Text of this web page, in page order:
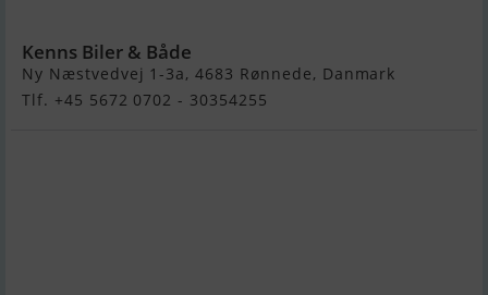
Kenns Biler & Både
Ny Næstvedvej 1-3a, 4683 Rønnede, Danmark
Tlf. +45 5672 0702 - 30354255